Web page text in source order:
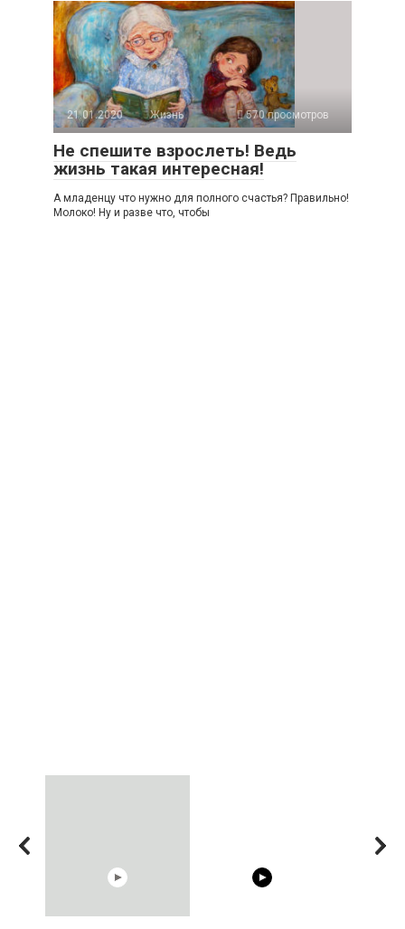
21.01.2020 Жизнь 570 просмотров
Не спешите взрослеть! Ведь
жизнь такая интересная!
А младенцу что нужно для полного счастья? Правильно!
Молоко! Ну и разве что, чтобы